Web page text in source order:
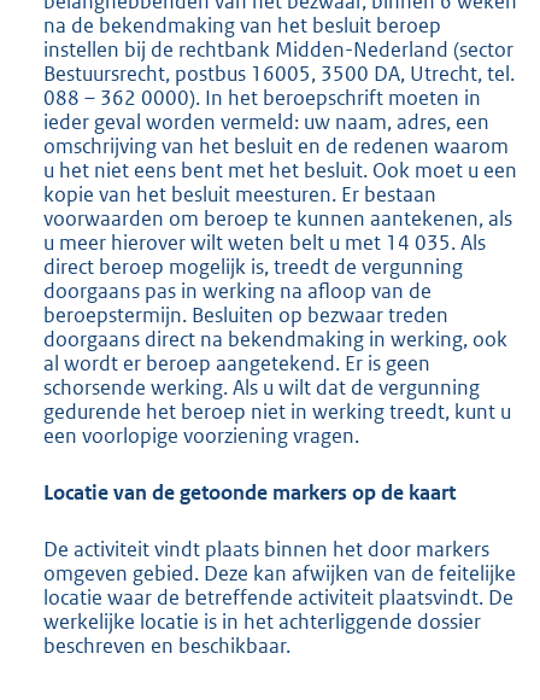
na de bekendmaking van het besluit beroep
instellen bij de rechtbank Midden-Nederland (sector
Bestuursrecht, postbus 16005, 3500 DA, Utrecht, tel.
088 – 362 0000). In het beroepschrift moeten in
ieder geval worden vermeld: uw naam, adres, een
omschrijving van het besluit en de redenen waarom
u het niet eens bent met het besluit. Ook moet u een
kopie van het besluit meesturen. Er bestaan
voorwaarden om beroep te kunnen aantekenen, als
u meer hierover wilt weten belt u met 14 035. Als
direct beroep mogelijk is, treedt de vergunning
doorgaans pas in werking na afloop van de
beroepstermijn. Besluiten op bezwaar treden
doorgaans direct na bekendmaking in werking, ook
al wordt er beroep aangetekend. Er is geen
schorsende werking. Als u wilt dat de vergunning
gedurende het beroep niet in werking treedt, kunt u
een voorlopige voorziening vragen.
Locatie van de getoonde markers op de kaart
De activiteit vindt plaats binnen het door markers
omgeven gebied. Deze kan afwijken van de feitelijke
locatie waar de betreffende activiteit plaatsvindt. De
werkelijke locatie is in het achterliggende dossier
beschreven en beschikbaar.